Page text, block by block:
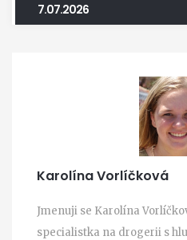
7.07.2026
Karolína Vorlíčková
Jmenuji se Karolína
specialistka na drogerii s